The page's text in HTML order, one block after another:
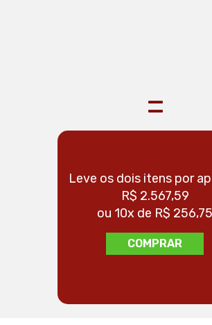
=
Leve os dois itens por
R$ 2.567,59
ou 10x de R$ 256,75
COMPRAR